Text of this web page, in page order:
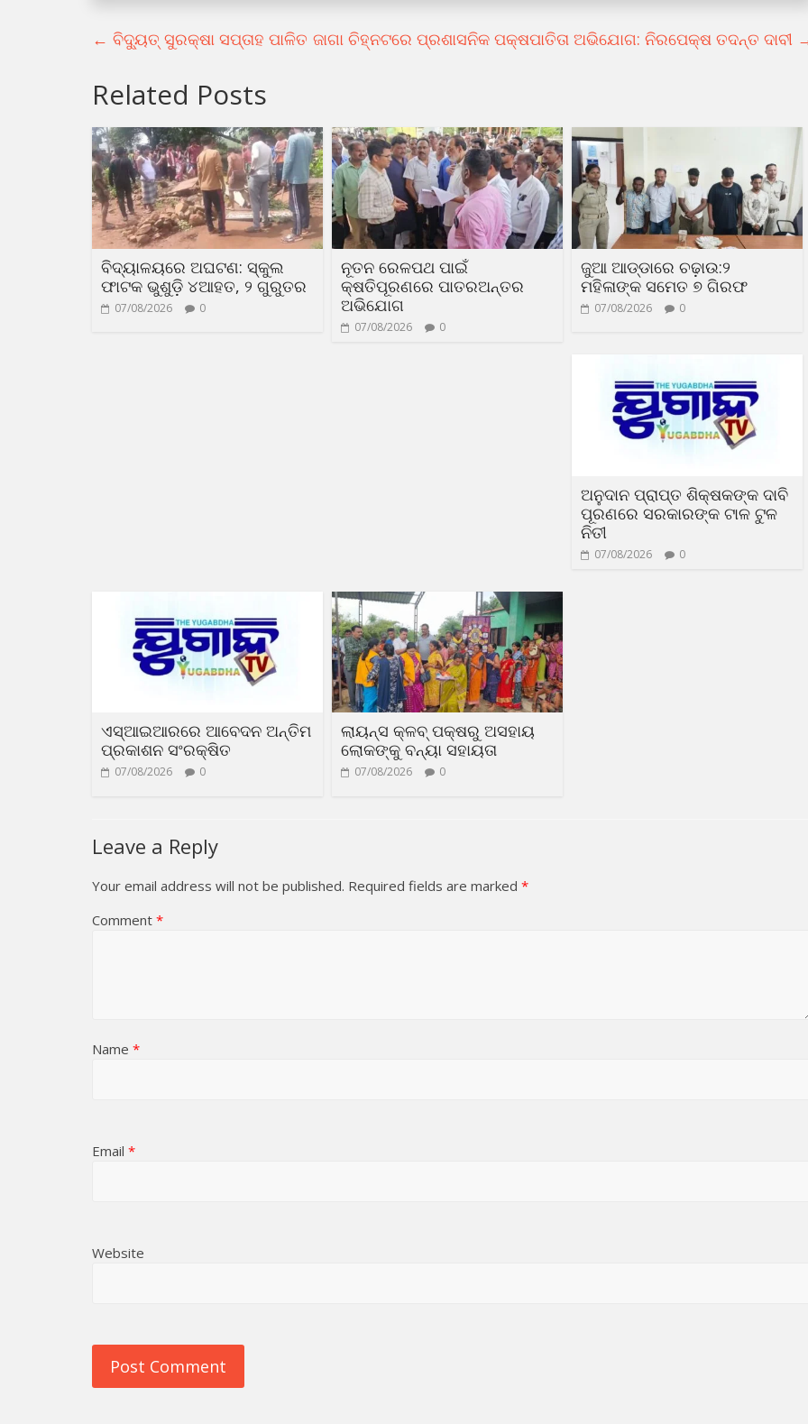
← ବିଦ୍ୟୁତ୍ ସୁରକ୍ଷା ସପ୍ତାହ ପାଳିତ ଜାଗା ଚିହ୍ନଟରେ ପ୍ରଶାସନିକ ପକ୍ଷପାତିତା ଅଭିଯୋଗ: ନିରପେକ୍ଷ ତଦନ୍ତ ଦାବୀ
Related Posts
ବିଦ୍ୟାଳୟରେ ଅଘଟଣ: ସ୍କୁଲ
ଫାଟକ ଭୁଶୁଡ଼ି ୪ଆହତ, ୨ ଗୁରୁତର
07/08/2026 0
ନୂତନ ରେଳପଥ ପାଇଁ
କ୍ଷତିପୂରଣରେ ପାତରଅନ୍ତର
ଅଭିଯୋଗ
07/08/2026 0
ଜୁଆ ଆଡ୍ଡାରେ ଚଢ଼ାଉ:୨
ମହିଳାଙ୍କ ସମେତ ୭ ଗିରଫ
07/08/2026 0
ଅନୁଦାନ ପ୍ରାପ୍ତ ଶିକ୍ଷକଙ୍କ ଦାବି
ପୂରଣରେ ସରକାରଙ୍କ ଟାଳ ଟୁଳ
ନିତୀ
07/08/2026 0
ଏସ୍‌ଆଇଆରରେ ଆବେଦନ ଅନ୍ତିମ
ପ୍ରକାଶନ ସଂରକ୍ଷିତ
07/08/2026 0
ଲାୟନ୍ସ କ୍ଳବ୍ ପକ୍ଷରୁ ଅସହାୟ
ଲୋକଙ୍କୁ ବନ୍ୟା ସହାୟତା
07/08/2026 0
Leave a Reply
Your email address will not be published. Required fields are marked *
Comment *
Name *
Email *
Website